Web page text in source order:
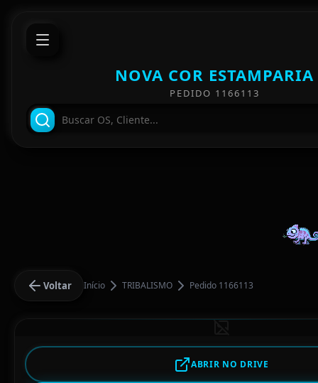
NOVA COR ESTAMPARIA
PEDIDO 1166113
Voltar Início TRIBALISMO Pedido 1166113
ABRIR NO DRIVE